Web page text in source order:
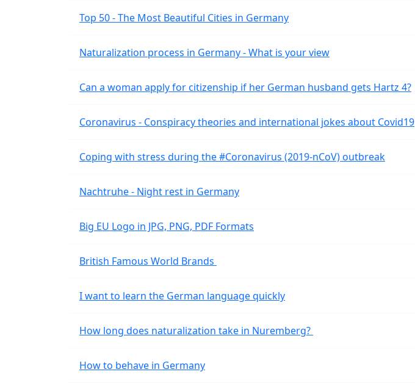
Top 50 - The Most Beautiful Cities in Germany
Naturalization process in Germany - What is your view
Can a woman apply for citizenship if her German husband gets Hartz 4?
Coronavirus - Conspiracy theories and international jokes about Covid19
Coping with stress during the #Coronavirus (2019-nCoV) outbreak
Nachtruhe - Night rest in Germany
Big EU Logo in JPG, PNG, PDF Formats
British Famous World Brands
I want to learn the German language quickly
How long does naturalization take in Nuremberg?
How to behave in Germany